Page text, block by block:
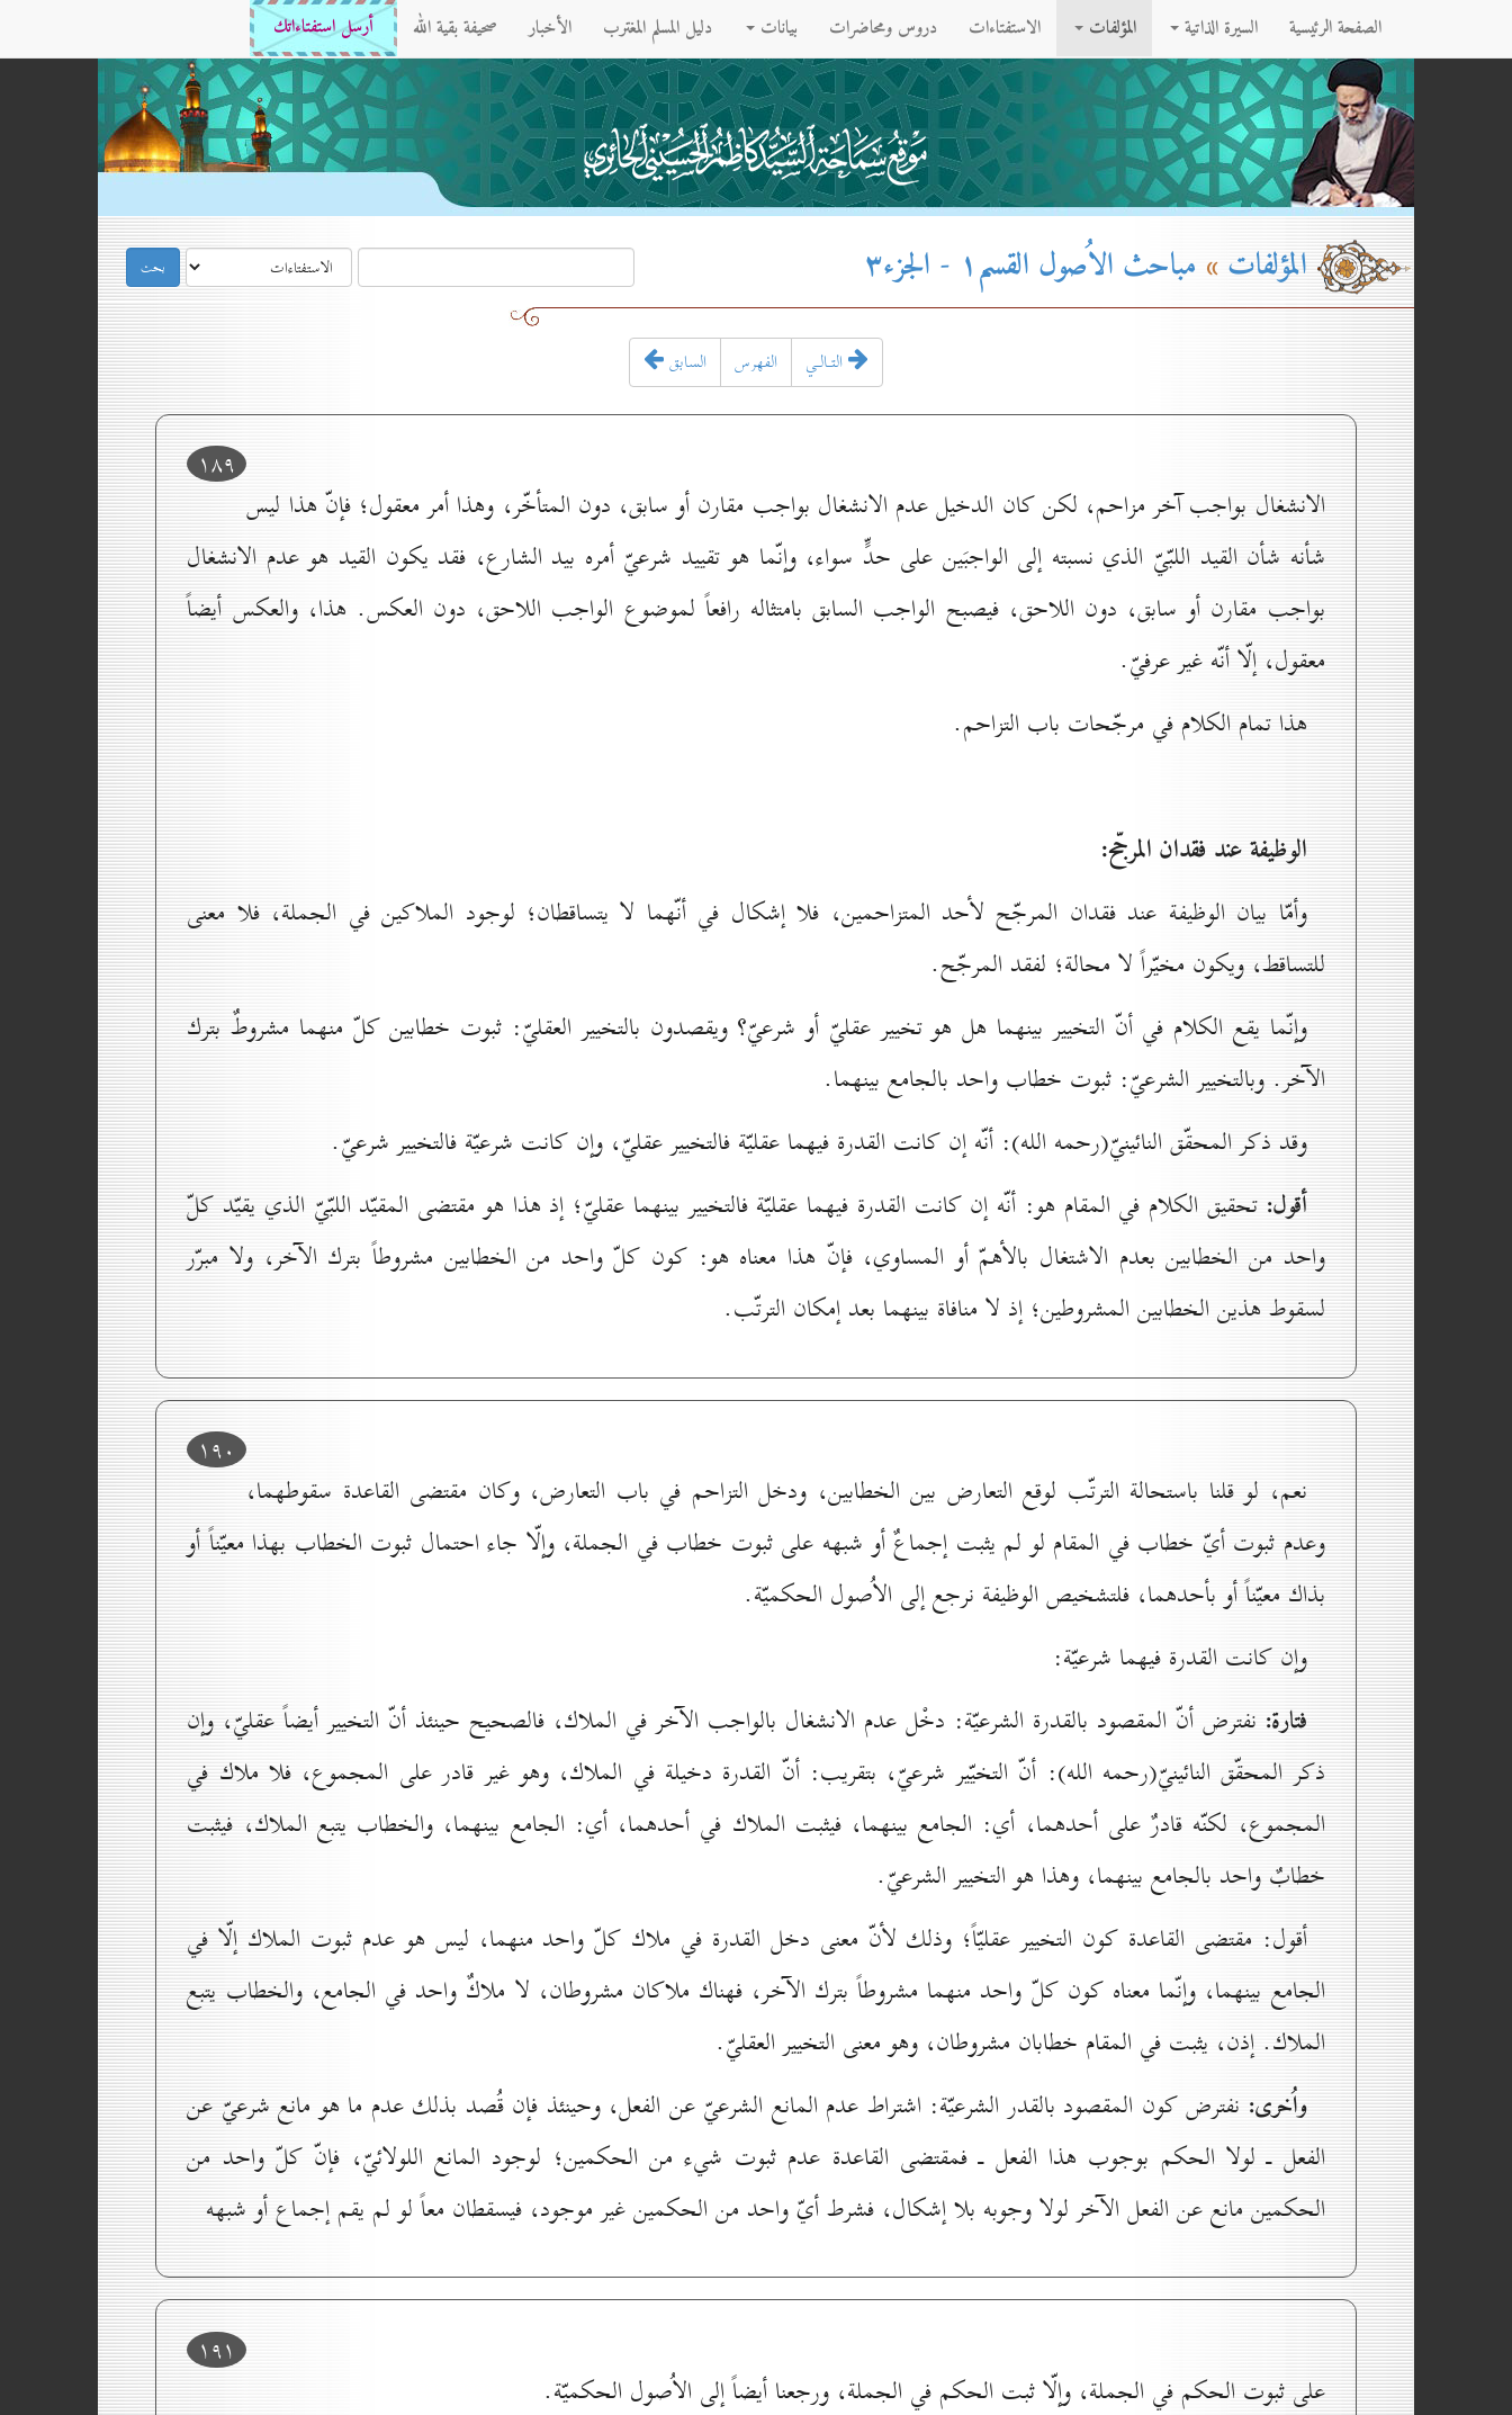
الصفحة الرئيسية السيرة الذاتية المؤلفات الاستفتاءات دروس ومحاضرات بيانات دليل المسلم المغترب الأخبار صحيفة بقية الله أرسل استفتاءاتك
المؤلفات»مباحث الاُصول القسم۱ - الجزء۳
السابق الفهرس التـالـي
۱۸۹
الانشغال بواجب آخر مزاحم، لكن كان الدخيل عدم الانشغال بواجب مقارن أو سابق، دون المتأخّر، وهذا أمر معقول؛ فإنّ هذا ليس
شأنه شأن القيد اللبّيّ الذي نسبته إلى الواجبَين على حدٍّ سواء، وإنّما هو تقييد شرعيّ أمره بيد الشارع، فقد يكون القيد هو عدم الانشغال
بواجب مقارن أو سابق، دون اللاحق، فيصبح الواجب السابق بامتثاله رافعاً لموضوع الواجب اللاحق، دون العكس. هذا، والعكس أيضاً
معقول، إلّا أنّه غير عرفيّ.
هذا تمام الكلام في مرجّحات باب التزاحم.
الوظيفة عند فقدان المرجّح:
وأمّا بيان الوظيفة عند فقدان المرجّح لأحد المتزاحمين، فلا إشكال في أنّهما لا يتساقطان؛ لوجود الملاكين في الجملة، فلا معنى
للتساقط، ويكون مخيّراً لا محالة؛ لفقد المرجّح.
وإنّما يقع الكلام في أنّ التخيير بينهما هل هو تخيير عقليّ أو شرعيّ؟ ويقصدون بالتخيير العقليّ: ثبوت خطابين كلّ منهما مشروطٌ بترك
الآخر. وبالتخيير الشرعيّ: ثبوت خطاب واحد بالجامع بينهما.
وقد ذكر المحقّق النائينيّ(رحمه الله): أنّه إن كانت القدرة فيهما عقليّة فالتخيير عقليّ، وإن كانت شرعيّة فالتخيير شرعيّ.
أقول: تحقيق الكلام في المقام هو: أنّه إن كانت القدرة فيهما عقليّة فالتخيير بينهما عقليّ؛ إذ هذا هو مقتضى المقيّد اللبّيّ الذي يقيّد كلّ
واحد من الخطابين بعدم الاشتغال بالأهمّ أو المساوي، فإنّ هذا معناه هو: كون كلّ واحد من الخطابين مشروطاً بترك الآخر، ولا مبرّر
لسقوط هذين الخطابين المشروطين؛ إذ لا منافاة بينهما بعد إمكان الترتّب.
۱۹٠
نعم، لو قلنا باستحالة الترتّب لوقع التعارض بين الخطابين، ودخل التزاحم في باب التعارض، وكان مقتضى القاعدة سقوطهما،
وعدم ثبوت أيّ خطاب في المقام لو لم يثبت إجماعٌ أو شبهه على ثبوت خطاب في الجملة، وإلّا جاء احتمال ثبوت الخطاب بهذا معيّناً أو
بذاك معيّناً أو بأحدهما، فلتشخيص الوظيفة نرجع إلى الاُصول الحكميّة.
وإن كانت القدرة فيهما شرعيّة:
فتارة: نفترض أنّ المقصود بالقدرة الشرعيّة: دخْل عدم الانشغال بالواجب الآخر في الملاك، فالصحيح حينئذ أنّ التخيير أيضاً عقليّ، وإن
ذكر المحقّق النائينيّ(رحمه الله): أنّ التخيّير شرعيّ، بتقريب: أنّ القدرة دخيلة في الملاك، وهو غير قادر على المجموع، فلا ملاك في
المجموع، لكنّه قادرٌ على أحدهما، أي: الجامع بينهما، فيثبت الملاك في أحدهما، أي: الجامع بينهما، والخطاب يتبع الملاك، فيثبت
خطابٌ واحد بالجامع بينهما، وهذا هو التخيير الشرعيّ.
أقول: مقتضى القاعدة كون التخيير عقليّاً؛ وذلك لأنّ معنى دخل القدرة في ملاك كلّ واحد منهما، ليس هو عدم ثبوت الملاك إلّا في
الجامع بينهما، وإنّما معناه كون كلّ واحد منهما مشروطاً بترك الآخر، فهناك ملاكان مشروطان، لا ملاكٌ واحد في الجامع، والخطاب يتبع
الملاك. إذن، يثبت في المقام خطابان مشروطان، وهو معنى التخيير العقليّ.
واُخرى: نفترض كون المقصود بالقدر الشرعيّة: اشتراط عدم المانع الشرعيّ عن الفعل، وحينئذ فإن قُصد بذلك عدم ما هو مانع شرعيّ عن
الفعل ـ لولا الحكم بوجوب هذا الفعل ـ فمقتضى القاعدة عدم ثبوت شيء من الحكمين؛ لوجود المانع اللولائيّ، فإنّ كلّ واحد من
الحكمين مانع عن الفعل الآخر لولا وجوبه بلا إشكال، فشرط أيّ واحد من الحكمين غير موجود، فيسقطان معاً لو لم يقم إجماع أو شبهه
۱۹۱
على ثبوت الحكم في الجملة، وإلّا ثبت الحكم في الجملة، ورجعنا أيضاً إلى الاُصول الحكميّة.